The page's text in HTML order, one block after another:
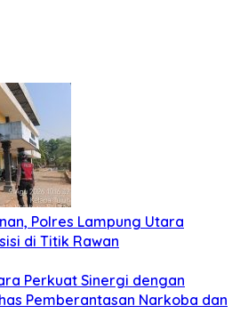
Polres Lampung Utara
di Titik Rawan
Perkuat Sinergi dengan
Pemberantasan Narkoba dan